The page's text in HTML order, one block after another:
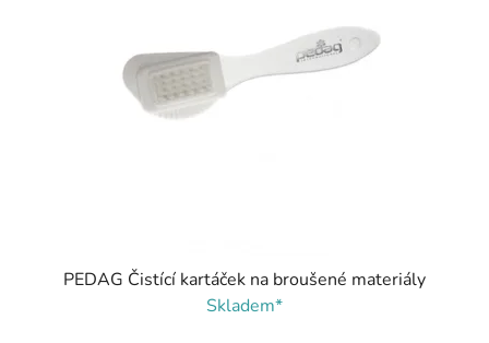
PEDAG Čistící kartáček na broušené materiály
Skladem*